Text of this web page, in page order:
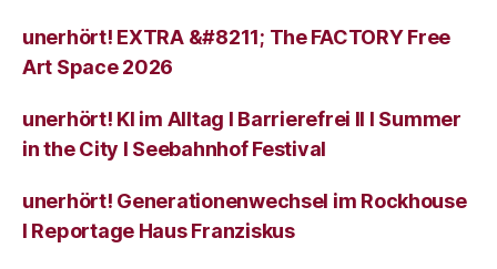
unerhört! EXTRA &#8211; The FACTORY Free
Art Space 2026
unerhört! KI im Alltag I Barrierefrei II I Summer
in the City I Seebahnhof Festival
unerhört! Generationenwechsel im Rockhouse
I Reportage Haus Franziskus